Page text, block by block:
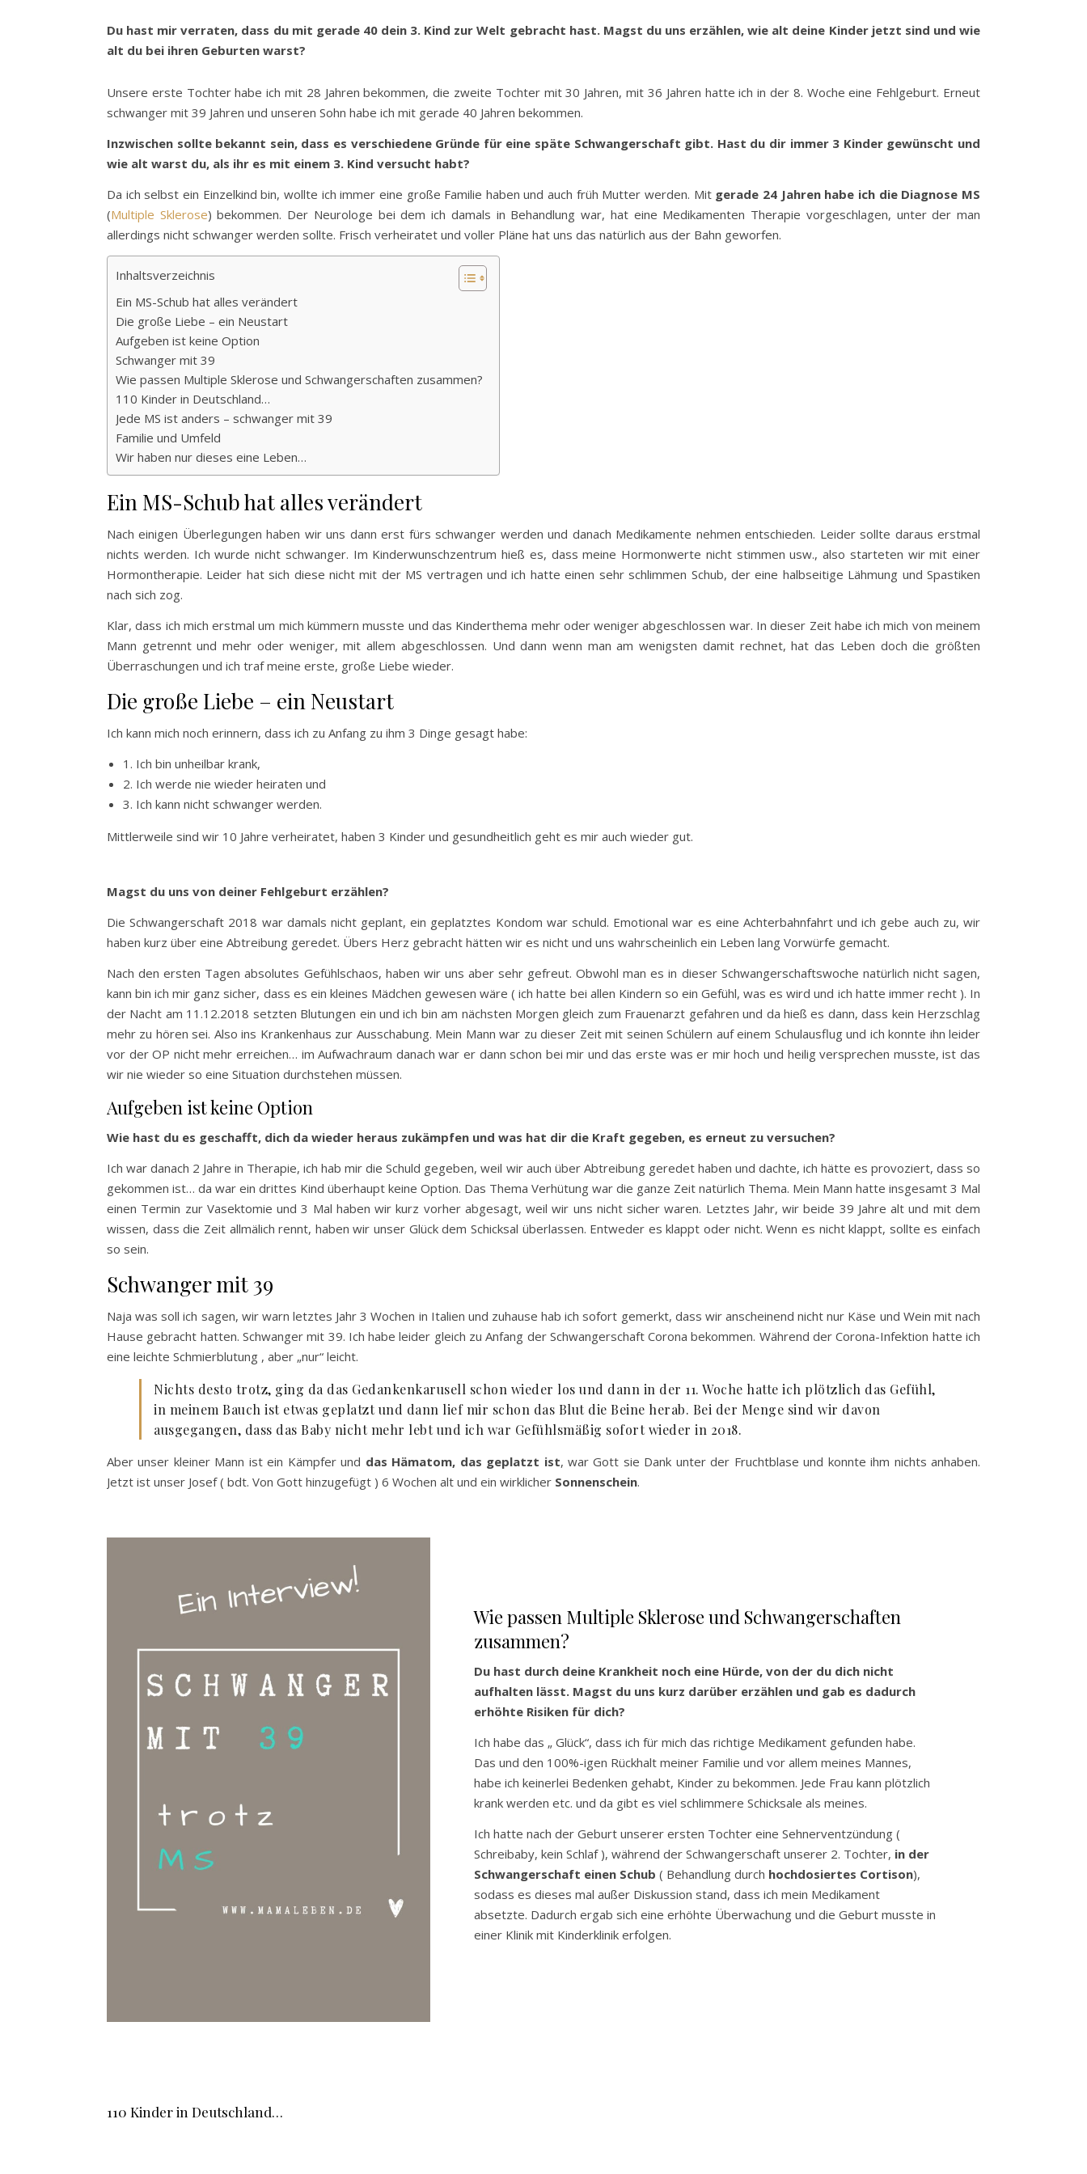
Du hast mir verraten, dass du mit gerade 40 dein 3. Kind zur Welt gebracht hast. Magst du uns erzählen, wie alt deine Kinder jetzt sind und wie
alt du bei ihren Geburten warst?
Unsere erste Tochter habe ich mit 28 Jahren bekommen, die zweite Tochter mit 30 Jahren, mit 36 Jahren hatte ich in der 8. Woche eine Fehlgeburt. Erneut
schwanger mit 39 Jahren und unseren Sohn habe ich mit gerade 40 Jahren bekommen.
Inzwischen sollte bekannt sein, dass es verschiedene Gründe für eine späte Schwangerschaft gibt. Hast du dir immer 3 Kinder gewünscht und
wie alt warst du, als ihr es mit einem 3. Kind versucht habt?
Da ich selbst ein Einzelkind bin, wollte ich immer eine große Familie haben und auch früh Mutter werden. Mit gerade 24 Jahren habe ich die Diagnose MS
(Multiple Sklerose) bekommen. Der Neurologe bei dem ich damals in Behandlung war, hat eine Medikamenten Therapie vorgeschlagen, unter der man
allerdings nicht schwanger werden sollte. Frisch verheiratet und voller Pläne hat uns das natürlich aus der Bahn geworfen.
Inhaltsverzeichnis
Ein MS-Schub hat alles verändert
Die große Liebe – ein Neustart
Aufgeben ist keine Option
Schwanger mit 39
Wie passen Multiple Sklerose und Schwangerschaften zusammen?
110 Kinder in Deutschland…
Jede MS ist anders – schwanger mit 39
Familie und Umfeld
Wir haben nur dieses eine Leben…
Ein MS-Schub hat alles verändert
Nach einigen Überlegungen haben wir uns dann erst fürs schwanger werden und danach Medikamente nehmen entschieden. Leider sollte daraus erstmal
nichts werden. Ich wurde nicht schwanger. Im Kinderwunschzentrum hieß es, dass meine Hormonwerte nicht stimmen usw., also starteten wir mit einer
Hormontherapie. Leider hat sich diese nicht mit der MS vertragen und ich hatte einen sehr schlimmen Schub, der eine halbseitige Lähmung und Spastiken
nach sich zog.
Klar, dass ich mich erstmal um mich kümmern musste und das Kinderthema mehr oder weniger abgeschlossen war. In dieser Zeit habe ich mich von meinem
Mann getrennt und mehr oder weniger, mit allem abgeschlossen. Und dann wenn man am wenigsten damit rechnet, hat das Leben doch die größten
Überraschungen und ich traf meine erste, große Liebe wieder.
Die große Liebe – ein Neustart
Ich kann mich noch erinnern, dass ich zu Anfang zu ihm 3 Dinge gesagt habe:
1. Ich bin unheilbar krank,
2. Ich werde nie wieder heiraten und
3. Ich kann nicht schwanger werden.
Mittlerweile sind wir 10 Jahre verheiratet, haben 3 Kinder und gesundheitlich geht es mir auch wieder gut.
Magst du uns von deiner Fehlgeburt erzählen?
Die Schwangerschaft 2018 war damals nicht geplant, ein geplatztes Kondom war schuld. Emotional war es eine Achterbahnfahrt und ich gebe auch zu, wir
haben kurz über eine Abtreibung geredet. Übers Herz gebracht hätten wir es nicht und uns wahrscheinlich ein Leben lang Vorwürfe gemacht.
Nach den ersten Tagen absolutes Gefühlschaos, haben wir uns aber sehr gefreut. Obwohl man es in dieser Schwangerschaftswoche natürlich nicht sagen,
kann bin ich mir ganz sicher, dass es ein kleines Mädchen gewesen wäre ( ich hatte bei allen Kindern so ein Gefühl, was es wird und ich hatte immer recht ). In
der Nacht am 11.12.2018 setzten Blutungen ein und ich bin am nächsten Morgen gleich zum Frauenarzt gefahren und da hieß es dann, dass kein Herzschlag
mehr zu hören sei. Also ins Krankenhaus zur Ausschabung. Mein Mann war zu dieser Zeit mit seinen Schülern auf einem Schulausflug und ich konnte ihn leider
vor der OP nicht mehr erreichen… im Aufwachraum danach war er dann schon bei mir und das erste was er mir hoch und heilig versprechen musste, ist das
wir nie wieder so eine Situation durchstehen müssen.
Aufgeben ist keine Option
Wie hast du es geschafft, dich da wieder heraus zukämpfen und was hat dir die Kraft gegeben, es erneut zu versuchen?
Ich war danach 2 Jahre in Therapie, ich hab mir die Schuld gegeben, weil wir auch über Abtreibung geredet haben und dachte, ich hätte es provoziert, dass so
gekommen ist… da war ein drittes Kind überhaupt keine Option. Das Thema Verhütung war die ganze Zeit natürlich Thema. Mein Mann hatte insgesamt 3 Mal
einen Termin zur Vasektomie und 3 Mal haben wir kurz vorher abgesagt, weil wir uns nicht sicher waren. Letztes Jahr, wir beide 39 Jahre alt und mit dem
wissen, dass die Zeit allmälich rennt, haben wir unser Glück dem Schicksal überlassen. Entweder es klappt oder nicht. Wenn es nicht klappt, sollte es einfach
so sein.
Schwanger mit 39
Naja was soll ich sagen, wir warn letztes Jahr 3 Wochen in Italien und zuhause hab ich sofort gemerkt, dass wir anscheinend nicht nur Käse und Wein mit nach
Hause gebracht hatten. Schwanger mit 39. Ich habe leider gleich zu Anfang der Schwangerschaft Corona bekommen. Während der Corona-Infektion hatte ich
eine leichte Schmierblutung , aber „nur“ leicht.
Nichts desto trotz, ging da das Gedankenkarusell schon wieder los und dann in der 11. Woche hatte ich plötzlich das Gefühl,
in meinem Bauch ist etwas geplatzt und dann lief mir schon das Blut die Beine herab. Bei der Menge sind wir davon
ausgegangen, dass das Baby nicht mehr lebt und ich war Gefühlsmäßig sofort wieder in 2018.
Aber unser kleiner Mann ist ein Kämpfer und das Hämatom, das geplatzt ist, war Gott sie Dank unter der Fruchtblase und konnte ihm nichts anhaben.
Jetzt ist unser Josef ( bdt. Von Gott hinzugefügt ) 6 Wochen alt und ein wirklicher Sonnenschein.
Wie passen Multiple Sklerose und Schwangerschaften
zusammen?
Du hast durch deine Krankheit noch eine Hürde, von der du dich nicht
aufhalten lässt. Magst du uns kurz darüber erzählen und gab es dadurch
erhöhte Risiken für dich?
Ich habe das „ Glück“, dass ich für mich das richtige Medikament gefunden habe.
Das und den 100%-igen Rückhalt meiner Familie und vor allem meines Mannes,
habe ich keinerlei Bedenken gehabt, Kinder zu bekommen. Jede Frau kann plötzlich
krank werden etc. und da gibt es viel schlimmere Schicksale als meines.
Ich hatte nach der Geburt unserer ersten Tochter eine Sehnerventzündung (
Schreibaby, kein Schlaf ), während der Schwangerschaft unserer 2. Tochter, in der
Schwangerschaft einen Schub ( Behandlung durch hochdosiertes Cortison),
sodass es dieses mal außer Diskussion stand, dass ich mein Medikament
absetzte. Dadurch ergab sich eine erhöhte Überwachung und die Geburt musste in
einer Klinik mit Kinderklinik erfolgen.
110 Kinder in Deutschland…